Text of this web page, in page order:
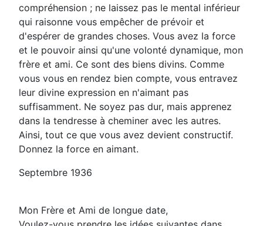
compréhension ; ne laissez pas le mental inférieur
qui raisonne vous empêcher de prévoir et
d'espérer de grandes choses. Vous avez la force
et le pouvoir ainsi qu'une volonté dynamique, mon
frère et ami. Ce sont des biens divins. Comme
vous vous en rendez bien compte, vous entravez
leur divine expression en n'aimant pas
suffisamment. Ne soyez pas dur, mais apprenez
dans la tendresse à cheminer avec les autres.
Ainsi, tout ce que vous avez devient constructif.
Donnez la force en aimant.
Septembre 1936
Mon Frère et Ami de longue date,